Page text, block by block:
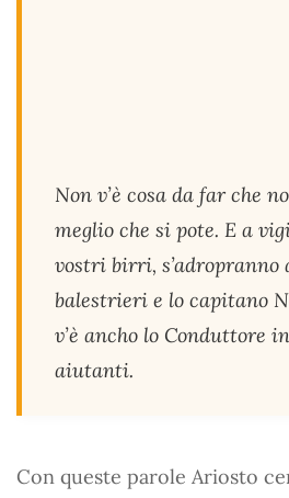
Non v’è cosa da far che
meglio che si pote. E a
vostri birri, s’adropranno
balestrieri e lo capitano
v’è ancho lo Conduttore
aiutanti.
Con queste parole Ariosto